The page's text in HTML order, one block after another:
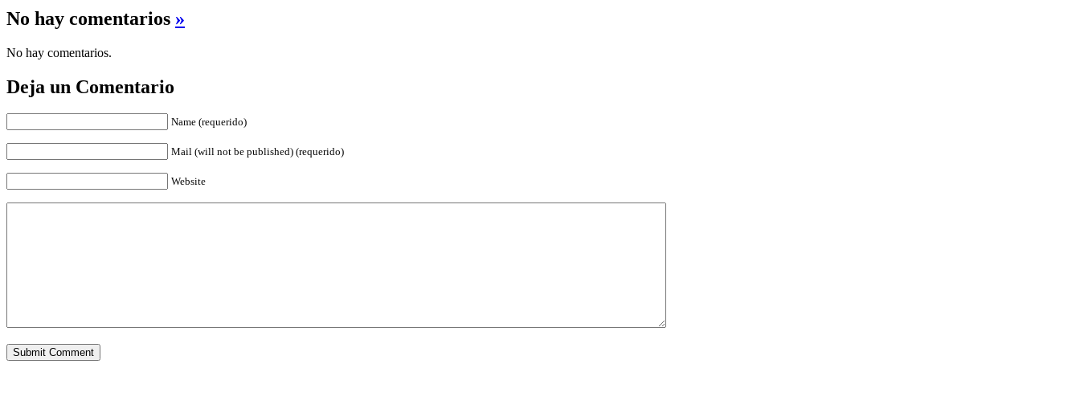
No hay comentarios »
No hay comentarios.
Deja un Comentario
Name (requerido)
Mail (will not be published) (requerido)
Website